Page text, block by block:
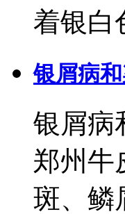
着银白
银屑病
银屑病
郑州牛
斑、鳞